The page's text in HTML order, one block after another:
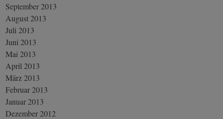
September 2013
August 2013
Juli 2013
Juni 2013
Mai 2013
April 2013
März 2013
Februar 2013
Januar 2013
Dezember 2012